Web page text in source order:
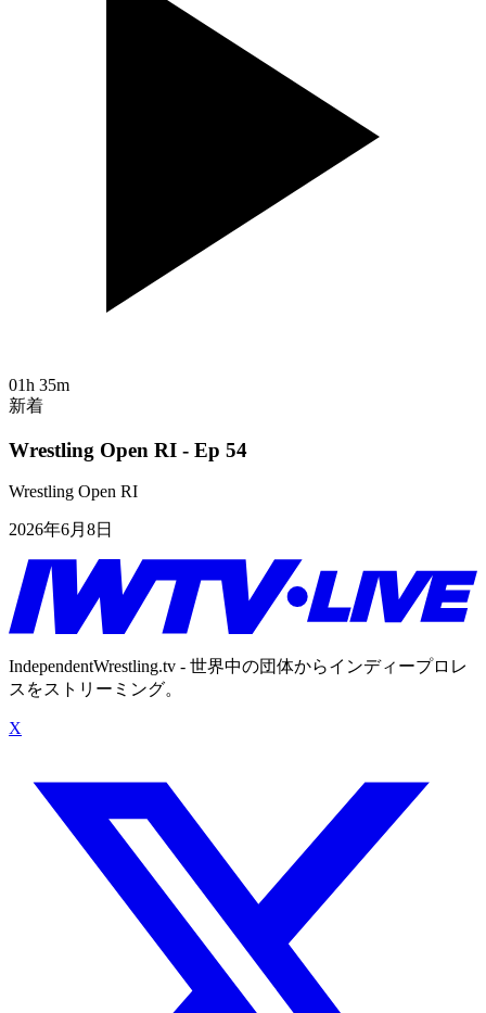
01h 35m
新着
Wrestling Open RI - Ep 54
Wrestling Open RI
2026年6月8日
IndependentWrestling.tv - 世界中の団体からインディープロレ
スをストリーミング。
X